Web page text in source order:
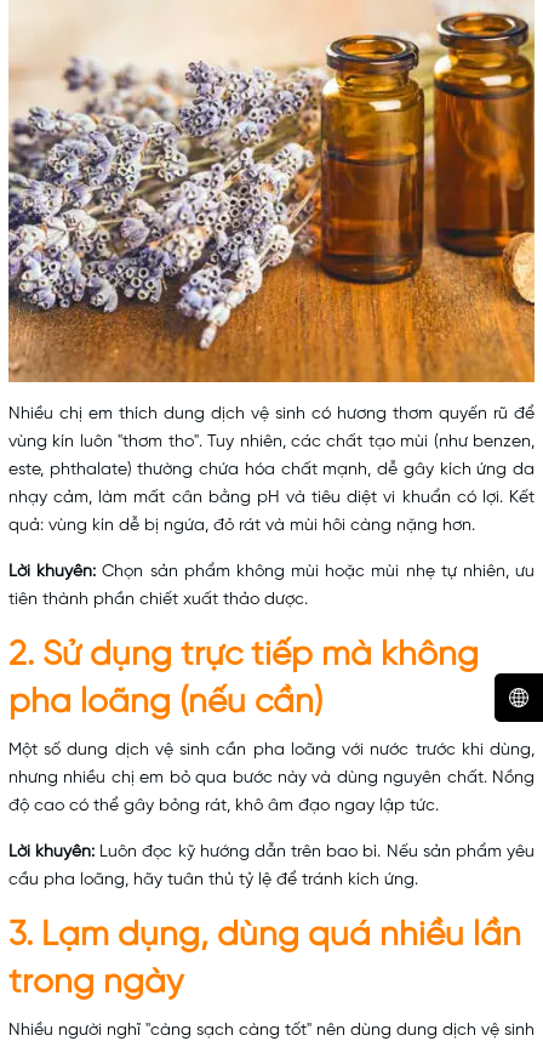
Nhiều chị em thích dung dịch vệ sinh có hương thơm quyến rũ để
vùng kín luôn "thơm tho". Tuy nhiên, các chất tạo mùi (như benzen,
este, phthalate) thường chứa hóa chất mạnh, dễ gây kích ứng da
nhạy cảm, làm mất cân bằng pH và tiêu diệt vi khuẩn có lợi. Kết
quả: vùng kín dễ bị ngứa, đỏ rát và mùi hôi càng nặng hơn.
Lời khuyên:Chọn sản phẩm không mùi hoặc mùi nhẹ tự nhiên, ưu
tiên thành phần chiết xuất thảo dược.
2. Sử dụng trực tiếp mà không
pha loãng (nếu cần)
Một số dung dịch vệ sinh cần pha loãng với nước trước khi dùng,
nhưng nhiều chị em bỏ qua bước này và dùng nguyên chất. Nồng
độ cao có thể gây bỏng rát, khô âm đạo ngay lập tức.
Lời khuyên: Luôn đọc kỹ hướng dẫn trên bao bì. Nếu sản phẩm yêu
cầu pha loãng, hãy tuân thủ tỷ lệ để tránh kích ứng.
3. Lạm dụng, dùng quá nhiều lần
trong ngày
Nhiều người nghĩ "càng sạch càng tốt" nên dùng dung dịch vệ sinh